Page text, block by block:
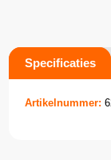
Specificaties
Artikelnummer: